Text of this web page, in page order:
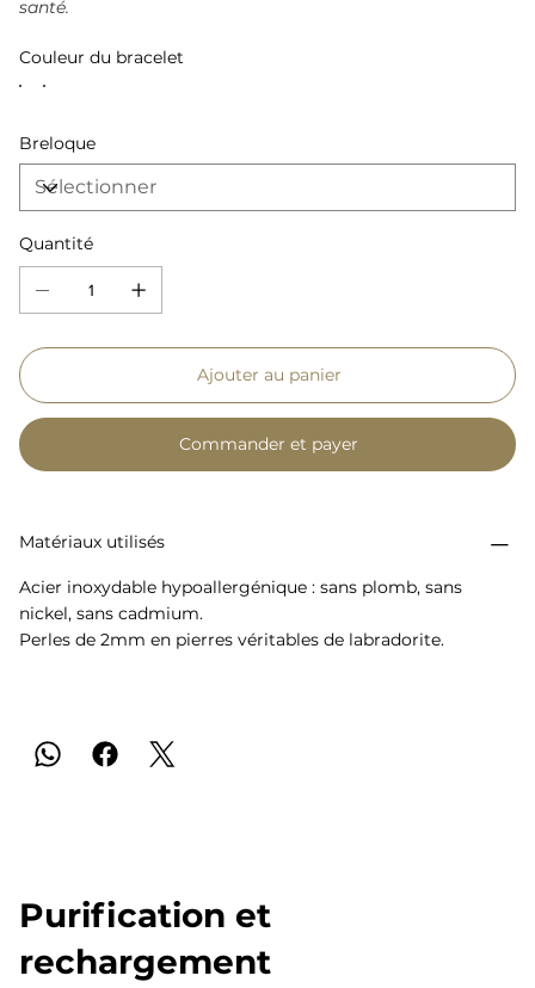
santé.
Couleur du bracelet
Breloque
Quantité
Ajouter au panier
Commander et payer
Matériaux utilisés
Acier inoxydable hypoallergénique : sans plomb, sans
nickel, sans cadmium.
Perles de 2mm en pierres véritables de labradorite.
Purification et
rechargement